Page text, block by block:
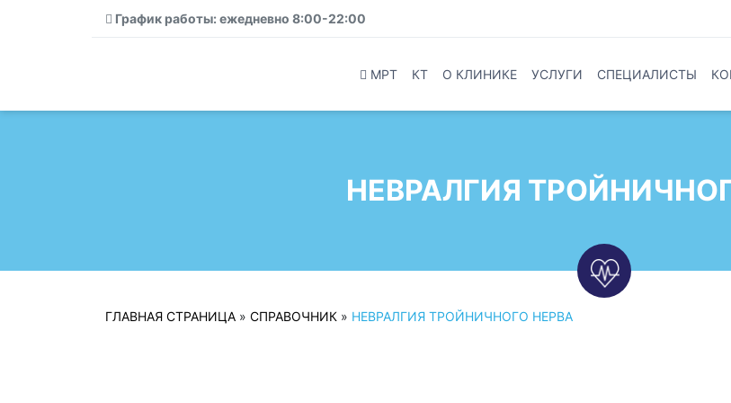
График работы: ежедневно 8:00-22:00
МРТ КТ О КЛИНИКЕ УСЛУГИ СПЕЦИАЛИСТЫ
НЕВРАЛГИЯ
ГЛАВНАЯ СТРАНИЦА » СПРАВОЧНИК » НЕВРАЛГИЯ ТРОЙНИЧНОГО НЕРВА